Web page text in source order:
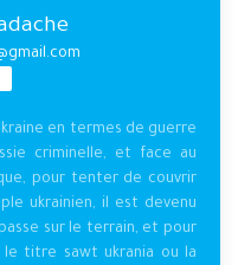
en termes de guerre
criminelle, et face au
pour tenter de couvrir
ukrainien, il est devenu
sur le terrain, et pour
le titre sawt ukrania ou la